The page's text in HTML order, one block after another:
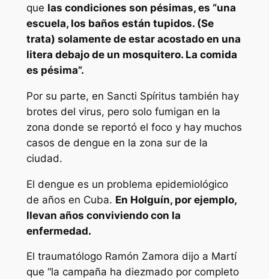
que las condiciones son pésimas, es “una
escuela, los baños están tupidos. (Se
trata) solamente de estar acostado en una
litera debajo de un mosquitero. La comida
es pésima”.
Por su parte, en Sancti Spíritus también hay
brotes del virus, pero solo fumigan en la
zona donde se reportó el foco y hay muchos
casos de dengue en la zona sur de la
ciudad.
El dengue es un problema epidemiológico
de años en Cuba. En Holguín, por ejemplo,
llevan años conviviendo con la
enfermedad.
El traumatólogo Ramón Zamora dijo a Martí
que “la campaña ha diezmado por completo